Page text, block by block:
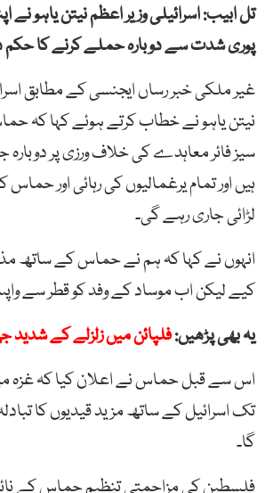
تل ابیب: اسرائیلی وزیر اعظم نیتن یاہو نے
پوری شدت سے دوبارہ حملے کرنے کا
غیر ملکی خبر رساں ایجنسی کے مطابق
نیتن یاہو نے خطاب کرتے ہوئے کہا کہ
سیز فائر معاہدے کی خلاف ورزی پر
ہیں اور تمام یرغمالیوں کی رہائی اور
لڑائی جاری رہے گی۔
انہوں نے کہا کہ ہم نے حماس کے ساتھ
کیے لیکن اب موساد کے وفد کو قطر سے
یہ بھی پڑھیں:فلپائن میں زلزلے کے شدید
اس سے قبل حماس نے اعلان کیا کہ غزہ
تک اسرائیل کے ساتھ مزید قیدیوں کا
گا۔
فلسطین کی مزاحمتی تنظیم حماس کے